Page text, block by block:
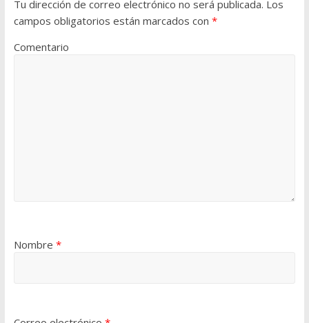
Tu dirección de correo electrónico no será publicada. Los
campos obligatorios están marcados con *
Comentario
Nombre *